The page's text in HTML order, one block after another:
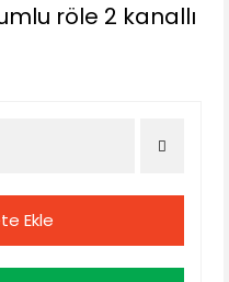
röle 2 kanallı
Ekle